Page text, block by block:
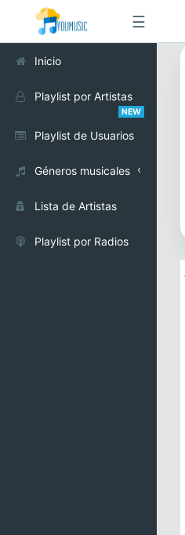
☰
Inicio
Playlist por Artistas
NEW
Playlist de Usuarios
Géneros musicales
Alternativo
Cumbia
Lista de Artistas
Playlist por Radios